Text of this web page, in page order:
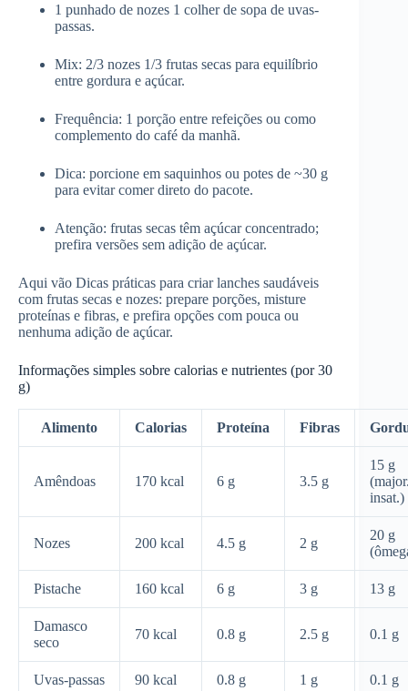
1 punhado de nozes 1 colher de sopa de uvas-
passas.
Mix: 2/3 nozes 1/3 frutas secas para equilíbrio
entre gordura e açúcar.
Frequência: 1 porção entre refeições ou como
complemento do café da manhã.
Dica: porcione em saquinhos ou potes de ~30 g
para evitar comer direto do pacote.
Atenção: frutas secas têm açúcar concentrado;
prefira versões sem adição de açúcar.
Aqui vão Dicas práticas para criar lanches saudáveis
com frutas secas e nozes: prepare porções, misture
proteínas e fibras, e prefira opções com pouca ou
nenhuma adição de açúcar.
Informações simples sobre calorias e nutrientes (por 30
g)
Alimento Calorias Proteína Fibras
Amêndoas 170 kcal 6 g 3.5 g
15 g
insat.)
Nozes 200 kcal 4.5 g 2 g
20 g
Pistache 160 kcal 6 g 3 g 13 g
Damasco
seco
70 kcal 0.8 g 2.5 g 0.1 g
Uvas‑passas 90 kcal 0.8 g 1 g
0.1 g